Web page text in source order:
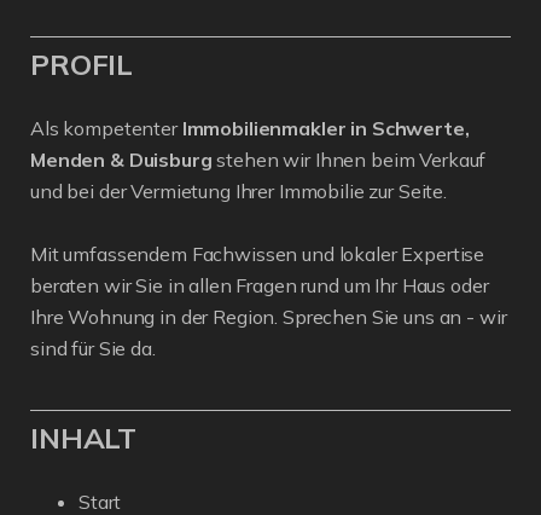
PROFIL
Als kompetenter Immobilienmakler in Schwerte,
Menden & Duisburg stehen wir Ihnen beim Verkauf
und bei der Vermietung Ihrer Immobilie zur Seite.
Mit umfassendem Fachwissen und lokaler Expertise
beraten wir Sie in allen Fragen rund um Ihr Haus oder
Ihre Wohnung in der Region. Sprechen Sie uns an - wir
sind für Sie da.
INHALT
Start